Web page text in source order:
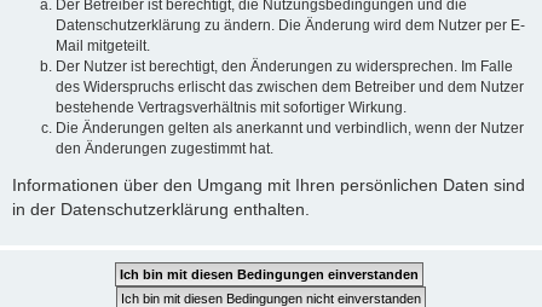
Der Betreiber ist berechtigt, die Nutzungsbedingungen und die
Datenschutzerklärung zu ändern. Die Änderung wird dem Nutzer per E-
Mail mitgeteilt.
Der Nutzer ist berechtigt, den Änderungen zu widersprechen. Im Falle
des Widerspruchs erlischt das zwischen dem Betreiber und dem Nutzer
bestehende Vertragsverhältnis mit sofortiger Wirkung.
Die Änderungen gelten als anerkannt und verbindlich, wenn der Nutzer
den Änderungen zugestimmt hat.
Informationen über den Umgang mit Ihren persönlichen Daten sind
in der Datenschutzerklärung enthalten.